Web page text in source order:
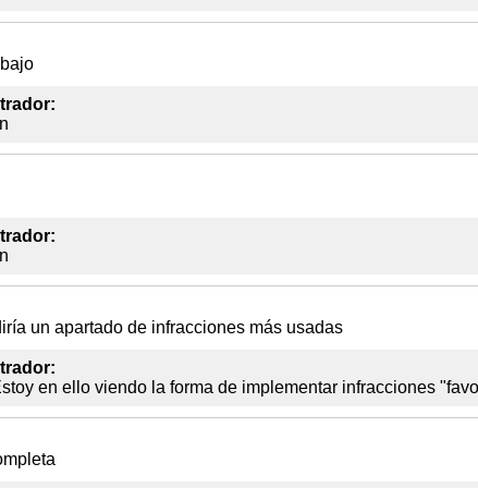
un apartado de infracciones más usadas
en ello viendo la forma de implementar infracciones